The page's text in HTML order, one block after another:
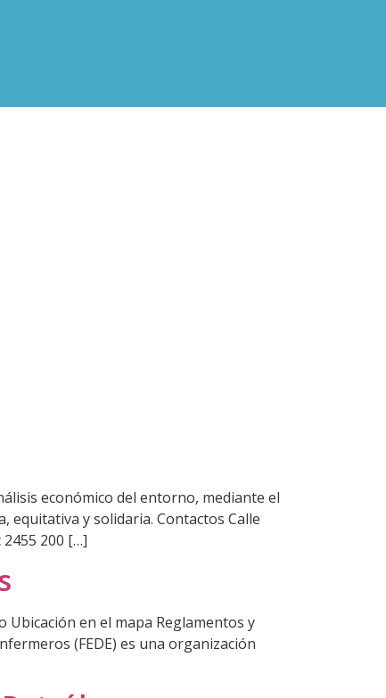
económico del entorno, mediante el
equitativa y solidaria. Contactos Calle
200 […]
Ubicación en el mapa Reglamentos y
(FEDE) es una organización